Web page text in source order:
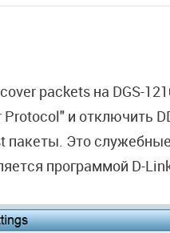
packets на DGS-
и отключить
пакеты. Это
программой D-